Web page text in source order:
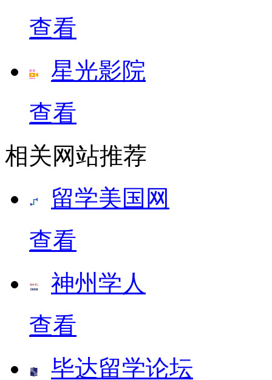
查看
星光影院
查看
相关网站推荐
留学美国网
查看
神州学人
查看
毕达留学论坛